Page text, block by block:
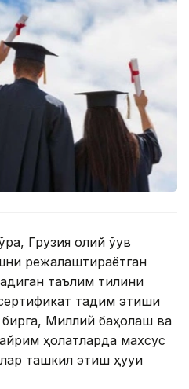
Грузия олий ўқув
режалаштираётган
таълим тилини
тақдим этиши
Миллий баҳолаш ва
ҳолатларда махсус
ташкил этиш ҳуқуқи